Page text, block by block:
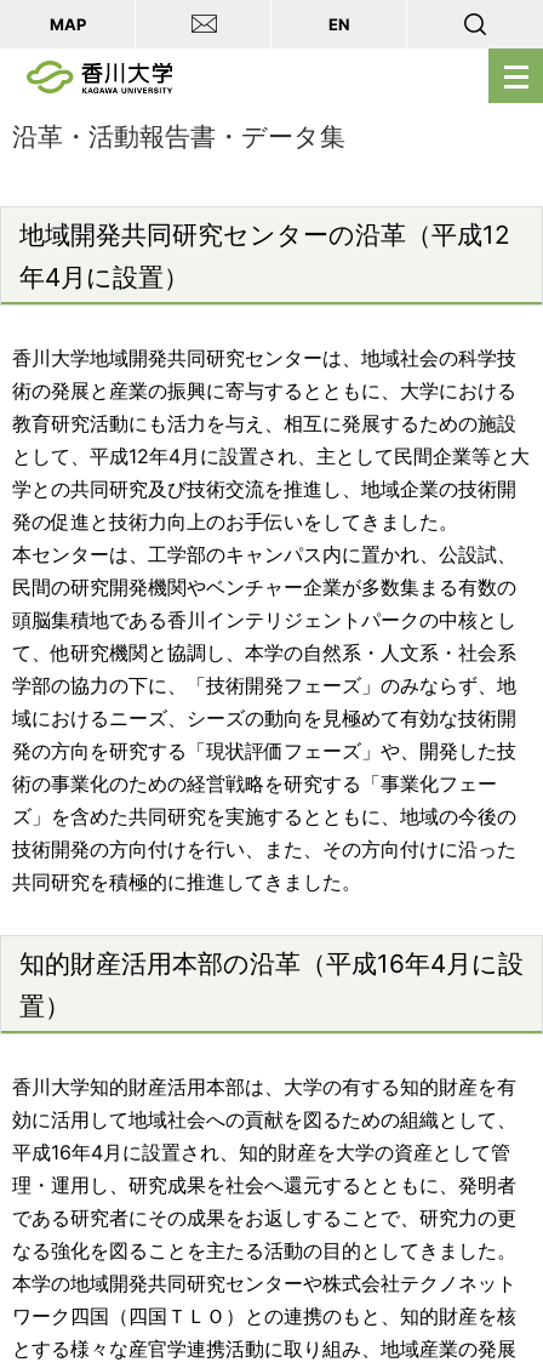
メ
ニ
開
MAP EN
沿革・活動報告書・データ集
地域開発共同研究センターの沿革（平成12
年4月に設置）
香川大学地域開発共同研究センターは、地域社会の科学技
術の発展と産業の振興に寄与するとともに、大学における
教育研究活動にも活力を与え、相互に発展するための施設
として、平成12年4月に設置され、主として民間企業等と大
学との共同研究及び技術交流を推進し、地域企業の技術開
発の促進と技術力向上のお手伝いをしてきました。
本センターは、工学部のキャンパス内に置かれ、公設試、
民間の研究開発機関やベンチャー企業が多数集まる有数の
頭脳集積地である香川インテリジェントパークの中核とし
て、他研究機関と協調し、本学の自然系・人文系・社会系
学部の協力の下に、「技術開発フェーズ」のみならず、地
域におけるニーズ、シーズの動向を見極めて有効な技術開
発の方向を研究する「現状評価フェーズ」や、開発した技
術の事業化のための経営戦略を研究する「事業化フェー
ズ」を含めた共同研究を実施するとともに、地域の今後の
技術開発の方向付けを行い、また、その方向付けに沿った
共同研究を積極的に推進してきました。
知的財産活用本部の沿革（平成16年4月に設
置）
香川大学知的財産活用本部は、大学の有する知的財産を有
効に活用して地域社会への貢献を図るための組織として、
平成16年4月に設置され、知的財産を大学の資産として管
理・運用し、研究成果を社会へ還元するとともに、発明者
である研究者にその成果をお返しすることで、研究力の更
なる強化を図ることを主たる活動の目的としてきました。
本学の地域開発共同研究センターや株式会社テクノネット
ワーク四国（四国ＴＬＯ）との連携のもと、知的財産を核
とする様々な産官学連携活動に取り組み、地域産業の発展